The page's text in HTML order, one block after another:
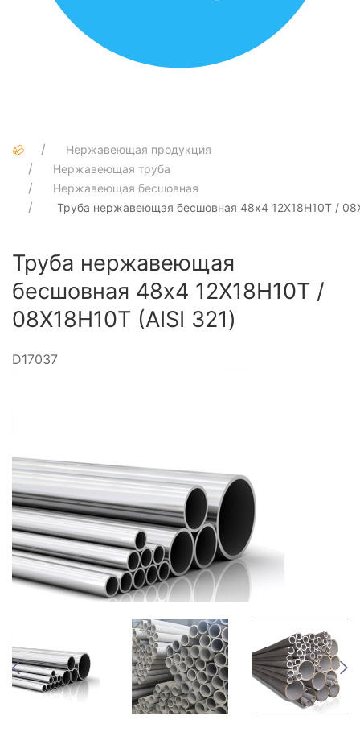
Нержавеющая продукция
Нержавеющая труба
Нержавеющая бесшовная
Труба нержавеющая бесшовная 48х4 12Х18Н10Т /
Труба нержавеющая
бесшовная 48х4 12Х18Н10Т /
08Х18Н10Т (AISI 321)
D17037